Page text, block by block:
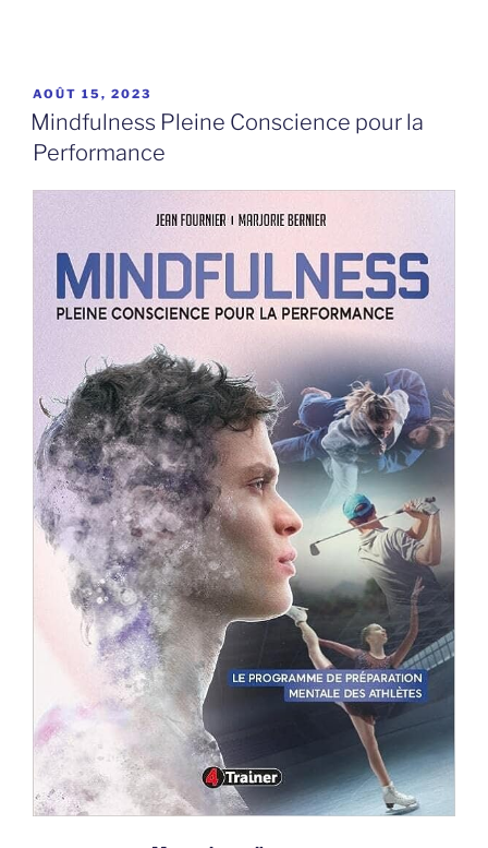
PUBLIÉ
LE
AOÛT 15, 2023
Mindfulness Pleine Conscience pour la
Performance